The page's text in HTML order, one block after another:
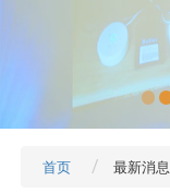
首页 最新消息